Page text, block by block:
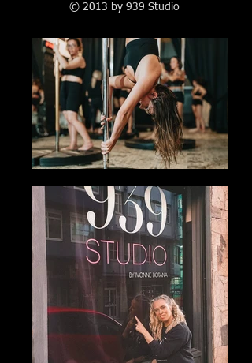
© 2013 by 939 Studio